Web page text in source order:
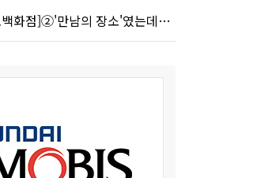
]②'만남의 장소'였는데…멈춰선 대백의 시계